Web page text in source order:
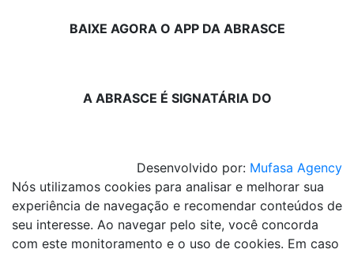
BAIXE AGORA O APP DA ABRASCE
A ABRASCE É SIGNATÁRIA DO
Desenvolvido por: Mufasa Agency
Nós utilizamos cookies para analisar e melhorar sua
experiência de navegação e recomendar conteúdos de
seu interesse. Ao navegar pelo site, você concorda
com este monitoramento e o uso de cookies. Em caso